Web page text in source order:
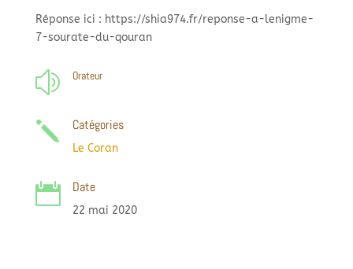
Réponse ici : https://shia974.fr/reponse-a-lenigme-
7-sourate-du-qouran
z Orateur
j Catégories
Le Coran
 Date
22 mai 2020